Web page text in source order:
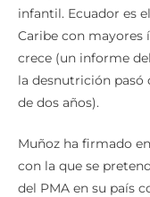
infantil. Ecuador es
Caribe con mayores
crece (un informe
la desnutrición pasó
de dos años).
Muñoz ha firmado
con la que se
del PMA en su país